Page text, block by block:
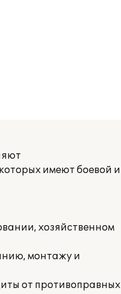
имеют боевой и
хозяйственном
монтажу и
от противоправных